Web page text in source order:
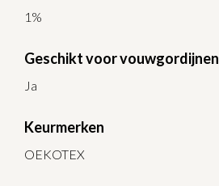
1%
Geschikt voor vouwgordijnen
Ja
Keurmerken
OEKOTEX